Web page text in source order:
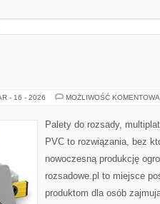
- 16 - 2026 MOŻLIWOŚĆ
Palety do rozsady,
PVC to rozwiązania, bez
nowoczesną produkcję
rozsadowe.pl to miejsce
produktom dla osób